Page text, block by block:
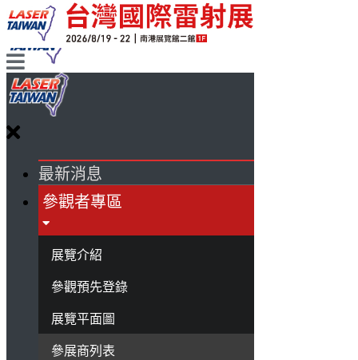
最新消息
參觀者專區
展覽介紹
參觀預先登錄
展覽平面圖
參展商列表